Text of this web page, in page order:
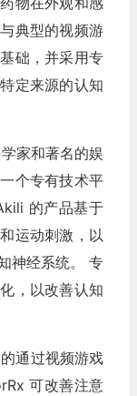
典型的视频游
础，并采用专
定来源的认知
家和著名的娱
个专有技术平
的产品基于
运动刺激，以
神经系统。 专
，以改善认知
通过视频游戏
可改善注意